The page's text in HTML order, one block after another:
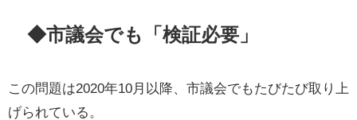
◆市議会でも「検証必要」
この問題は2020年10月以降、市議会でもたびたび取り上
げられている。